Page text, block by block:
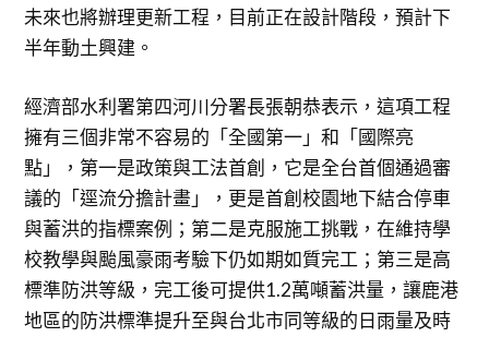
未來也將辦理更新工程，目前正在設計階段，預計下
半年動土興建。
經濟部水利署第四河川分署長張朝恭表示，這項工程
擁有三個非常不容易的「全國第一」和「國際亮
點」，第一是政策與工法首創，它是全台首個通過審
議的「逕流分擔計畫」，更是首創校園地下結合停車
與蓄洪的指標案例；第二是克服施工挑戰，在維持學
校教學與颱風豪雨考驗下仍如期如質完工；第三是高
標準防洪等級，完工後可提供1.2萬噸蓄洪量，讓鹿港
地區的防洪標準提升至與台北市同等級的日雨量及時